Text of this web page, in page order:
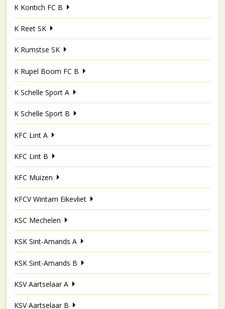
K Kontich FC B
K Reet SK
K Rumstse SK
K Rupel Boom FC B
K Schelle Sport A
K Schelle Sport B
KFC Lint A
KFC Lint B
KFC Muizen
KFCV Wintam Eikevliet
KSC Mechelen
KSK Sint-Amands A
KSK Sint-Amands B
KSV Aartselaar A
KSV Aartselaar B